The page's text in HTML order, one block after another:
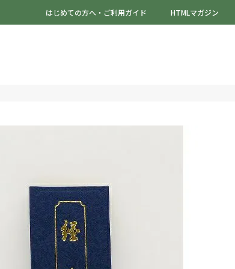
はじめての方へ・ご利用ガイド HTMLマガジン